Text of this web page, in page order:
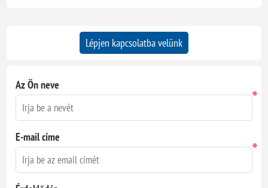
Lépjen kapcsolatba velünk
Az Ön neve
*
E-mail címe
*